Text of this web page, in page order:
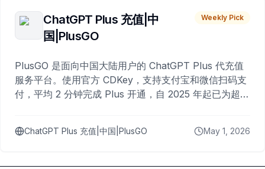
ChatGPT Plus 充值|中
国|PlusGO
Weekly Pick
PlusGO 是面向中国大陆用户的 ChatGPT Plus 代充值
服务平台。使用官方 CDKey，支持支付宝和微信扫码支
付，平均 2 分钟完成 Plus 开通，自 2025 年起已为超过
ChatGPT Plus 充值|中国|PlusGO May 1, 2026